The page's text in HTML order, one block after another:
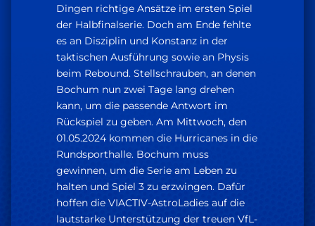
Dingen richtige Ansätze im ersten Spiel
der Halbfinalserie. Doch am Ende fehlte
es an Disziplin und Konstanz in der
taktischen Ausführung sowie an Physis
beim Rebound. Stellschrauben, an denen
Bochum nun zwei Tage lang drehen
kann, um die passende Antwort im
Rückspiel zu geben. Am Mittwoch, den
01.05.2024 kommen die Hurricanes in die
Rundsporthalle. Bochum muss
gewinnen, um die Serie am Leben zu
halten und Spiel 3 zu erzwingen. Dafür
hoffen die VIACTIV-AstroLadies auf die
lautstarke Unterstützung der treuen VfL-